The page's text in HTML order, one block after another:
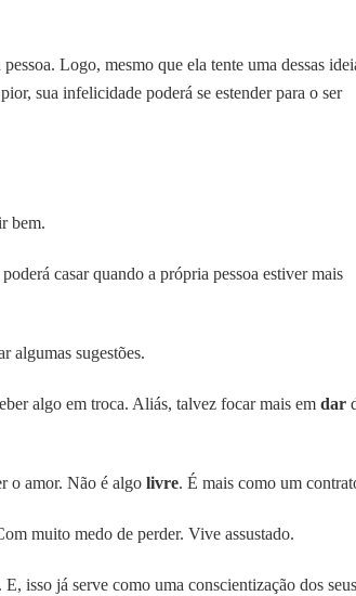
Logo, mesmo que ela tente uma dessas
sua infelicidade poderá se estender para o ser
bem.
casar quando a própria pessoa estiver mais
algumas sugestões.
algo em troca. Aliás, talvez focar mais em dar
o amor. Não é algo livre. É mais como um
muito medo de perder. Vive assustado.
isso já serve como uma conscientização dos seus